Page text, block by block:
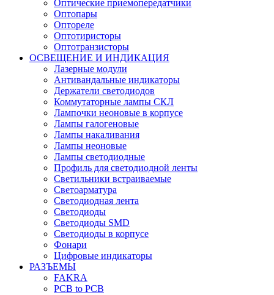
Оптические приемопередатчики
Оптопары
Оптореле
Оптотиристоры
Оптотранзисторы
ОСВЕЩЕНИЕ И ИНДИКАЦИЯ
Лазерные модули
Антивандальные индикаторы
Держатели светодиодов
Коммутаторные лампы СКЛ
Лампочки неоновые в корпусе
Лампы галогеновые
Лампы накаливания
Лампы неоновые
Лампы светодиодные
Профиль для светодиодной ленты
Светильники встраиваемые
Светоарматура
Светодиодная лента
Светодиоды
Светодиоды SMD
Светодиоды в корпусе
Фонари
Цифровые индикаторы
РАЗЪЕМЫ
FAKRA
PCB to PCB